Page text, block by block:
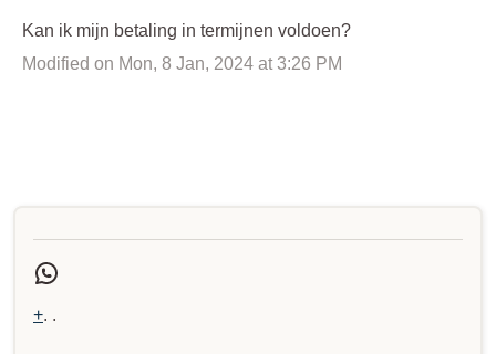
Kan ik mijn betaling in termijnen voldoen?
Modified on Mon, 8 Jan, 2024 at 3:26 PM
+. .